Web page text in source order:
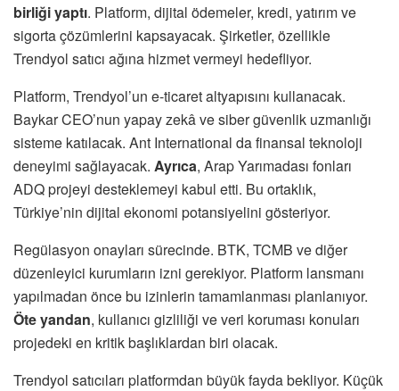
birliği yaptı. Platform, dijital ödemeler, kredi, yatırım ve
sigorta çözümlerini kapsayacak. Şirketler, özellikle
Trendyol satıcı ağına hizmet vermeyi hedefliyor.
Platform, Trendyol’un e-ticaret altyapısını kullanacak.
Baykar CEO’nun yapay zekâ ve siber güvenlik uzmanlığı
sisteme katılacak. Ant International da finansal teknoloji
deneyimi sağlayacak. Ayrıca, Arap Yarımadası fonları
ADQ projeyi desteklemeyi kabul etti. Bu ortaklık,
Türkiye’nin dijital ekonomi potansiyelini gösteriyor.
Regülasyon onayları sürecinde. BTK, TCMB ve diğer
düzenleyici kurumların izni gerekiyor. Platform lansmanı
yapılmadan önce bu izinlerin tamamlanması planlanıyor.
Öte yandan, kullanıcı gizliliği ve veri koruması konuları
projedeki en kritik başlıklardan biri olacak.
Trendyol satıcıları platformdan büyük fayda bekliyor. Küçük